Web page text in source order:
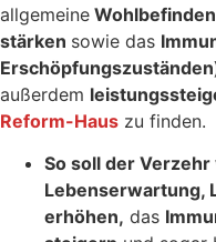
allgemeine
stärken sowie das
außerdem
Reform-Haus zu finden.
So soll der Verzehr
Lebenserwartung,
erhöhen, das